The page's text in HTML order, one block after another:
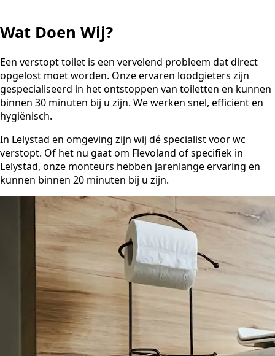
Wat Doen Wij?
Een verstopt toilet is een vervelend probleem dat direct
opgelost moet worden. Onze ervaren loodgieters zijn
gespecialiseerd in het ontstoppen van toiletten en kunnen
binnen 30 minuten bij u zijn. We werken snel, efficiënt en
hygiënisch.
In Lelystad en omgeving zijn wij dé specialist voor wc
verstopt. Of het nu gaat om Flevoland of specifiek in
Lelystad, onze monteurs hebben jarenlange ervaring en
kunnen binnen 20 minuten bij u zijn.